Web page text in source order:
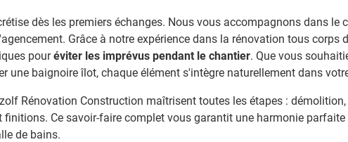
dès les premiers échanges. Nous vous accompagnons dans le
Grâce à notre expérience dans la rénovation tous corps
pouréviter les imprévus pendant le chantier. Que vous
une baignoire îlot, chaque élément s'intègre naturellement dans
Rénovation Construction maîtrisent toutes les étapes :
finitions. Ce savoir-faire complet vous garantit une harmonie
de bains.